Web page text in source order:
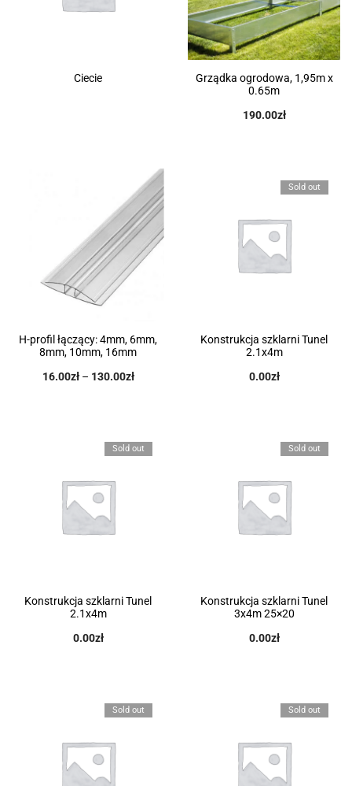
Ciecie
Grządka ogrodowa, 1,95m x
0.65m
190.00zł
H-profil łączący: 4mm, 6mm,
8mm, 10mm, 16mm
16.00zł – 130.00zł
Sold out
Konstrukcja szklarni Tunel
2.1x4m
0.00zł
Sold out
Konstrukcja szklarni Tunel
2.1x4m
0.00zł
Sold out
Konstrukcja szklarni Tunel
3x4m 25×20
0.00zł
Sold out Sold out